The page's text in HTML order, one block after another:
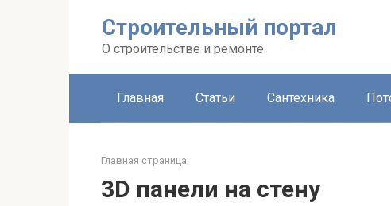
Строительный портал
О строительстве и ремонте
Главная Статьи Сантехника
Главная страница
3D панели на стену